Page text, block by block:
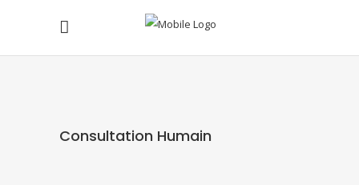
Consultation Humain